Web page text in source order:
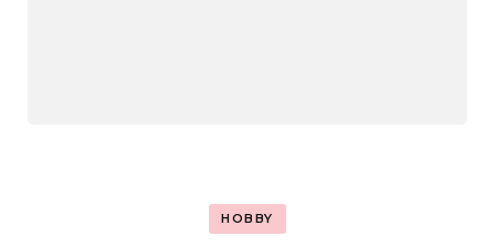
HOBBY